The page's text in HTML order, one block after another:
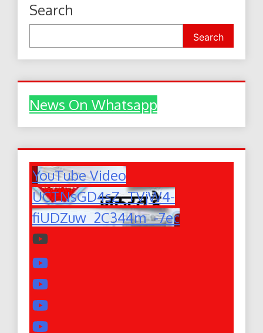
Search
Search
News On Whatsapp
YouTube Video
UCTNsGD4sZ_TVjW4-
fiUDZuw_2C344m_-7ec